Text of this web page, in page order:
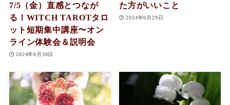
7/5（金）直感とつなが
る！WITCH TAROTタロ
ット短期集中講座〜オン
ライン体験会＆説明会
2024年6月30日
た方がいいこと
2024年6月29日